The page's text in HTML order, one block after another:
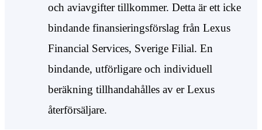
och aviavgifter tillkommer. Detta är ett icke
bindande finansieringsförslag från Lexus
Financial Services, Sverige Filial. En
bindande, utförligare och individuell
beräkning tillhandahålles av er Lexus
återförsäljare.